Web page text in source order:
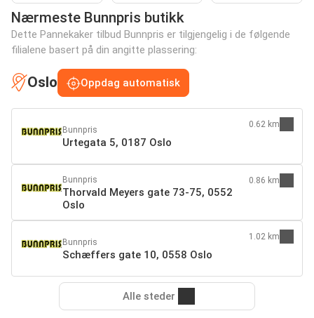
Nærmeste Bunnpris butikk
Dette Pannekaker tilbud Bunnpris er tilgjengelig i de følgende
filialene basert på din angitte plassering:
Oslo Oppdag automatisk
Bunnpris
Urtegata 5, 0187 Oslo
0.62 km
Bunnpris
Thorvald Meyers gate 73-75, 0552
Oslo
0.86 km
Bunnpris
Schæffers gate 10, 0558 Oslo
1.02 km
Alle steder